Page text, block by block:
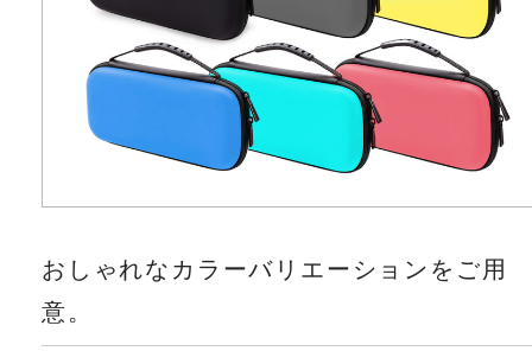
おしゃれなカラーバリエーションをご用
意。